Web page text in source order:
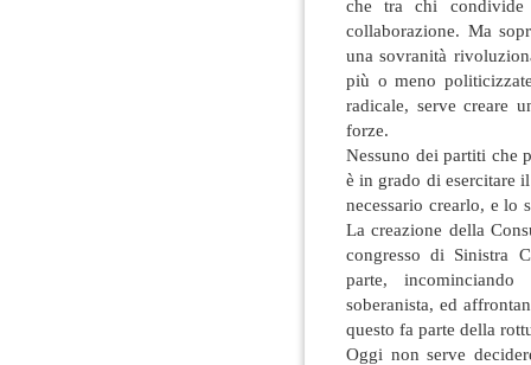
che tra chi condivide
collaborazione. Ma
una sovranità
più o meno
radicale, serve creare
forze.
Nessuno dei partiti che
è in grado di esercitare
necessario crearlo, e lo
La creazione della
congresso di Sinistra
parte,
soberanista, ed
questo fa parte della
Oggi non serve